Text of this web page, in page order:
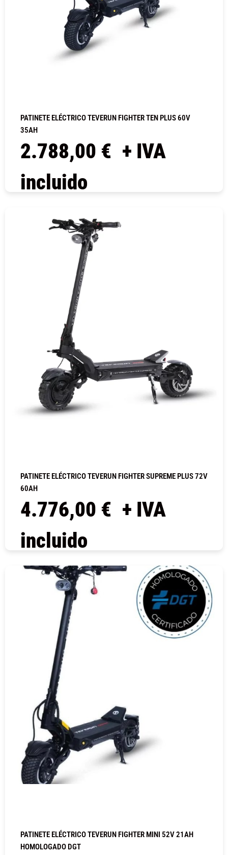
PATINETE ELÉCTRICO TEVERUN FIGHTER TEN PLUS 60V
35AH
2.788,00 € + IVA
incluido
PATINETE ELÉCTRICO TEVERUN FIGHTER SUPREME PLUS 72V
60AH
4.776,00 € + IVA
incluido
COMPRAR
PATINETE ELÉCTRICO TEVERUN FIGHTER MINI 52V 21AH
HOMOLOGADO DGT